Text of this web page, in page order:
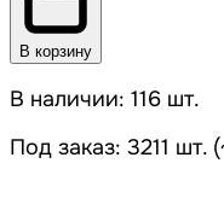
В корзину
В наличии: 116 шт.
Под заказ: 3211 шт.